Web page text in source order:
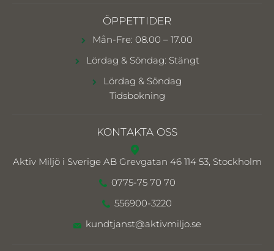
ÖPPETTIDER
Mån-Fre: 08.00 – 17.00
Lördag & Söndag: Stängt
Lördag & Söndag
Tidsbokning
KONTAKTA OSS
Aktiv Miljö i Sverige AB Grevgatan 46 114 53, Stockholm
0775-75 70 70
556900-3220
kundtjanst@aktivmiljo.se